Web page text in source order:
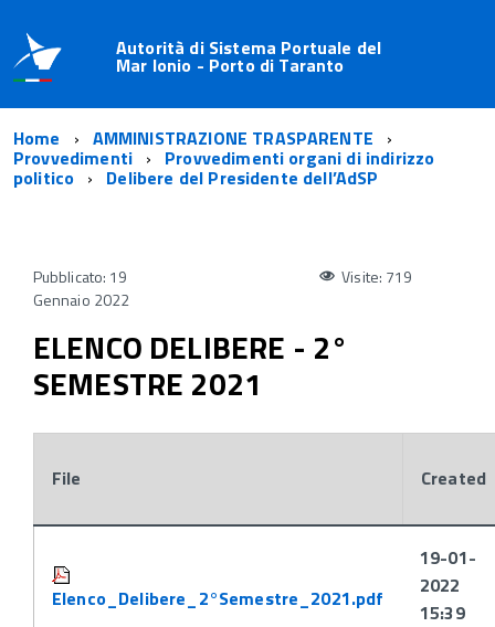
Autorità di Sistema Portuale del
Mar Ionio - Porto di Taranto
Home AMMINISTRAZIONE TRASPARENTE
Provvedimenti Provvedimenti organi di indirizzo
politico Delibere del Presidente dell’AdSP
Pubblicato: 19
Gennaio 2022
Visite: 719
ELENCO DELIBERE - 2°
SEMESTRE 2021
File Created
Elenco_Delibere_2°Semestre_2021.pdf
19-01-
2022
15:39